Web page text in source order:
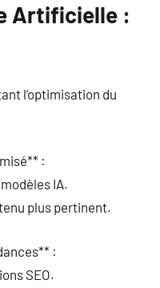
Artificielle :
l’optimisation du
:
IA.
plus pertinent.
:
SEO.